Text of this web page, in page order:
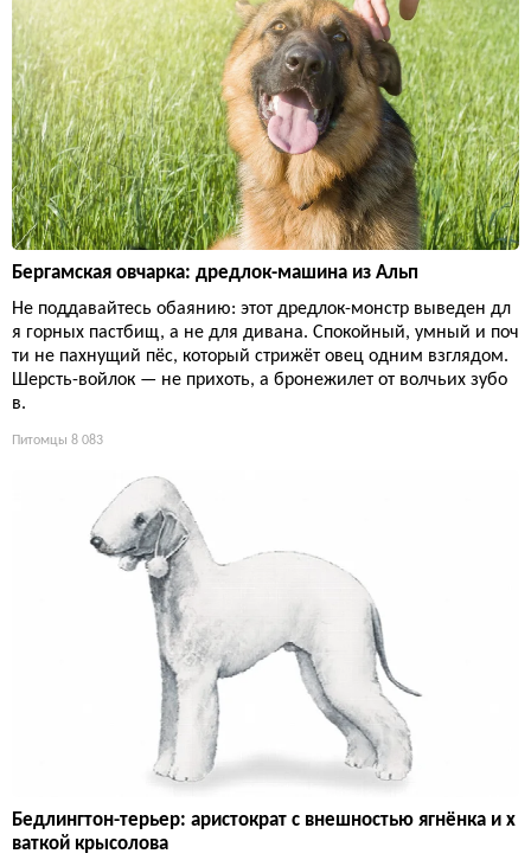
Бергамская овчарка: дредлок-машина из Альп
Не поддавайтесь обаянию: этот дредлок-монстр выведен дл
я горных пастбищ, а не для дивана. Спокойный, умный и поч
ти не пахнущий пёс, который стрижёт овец одним взглядом.
Шерсть-войлок — не прихоть, а бронежилет от волчьих зубо
в.
Питомцы 8 083
Бедлингтон-терьер: аристократ с внешностью ягнёнка и х
ваткой крысолова